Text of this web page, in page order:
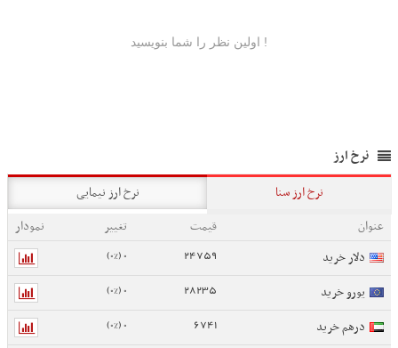
نرخ ارز
نرخ ارز سنا
نرخ ارز نیمایی
عنوان
قیمت تغییر
نمودار
دلار خرید
24759
0 (0%)
یورو خرید 28235
0 (0%)
درهم خرید 6741
0 (0%)